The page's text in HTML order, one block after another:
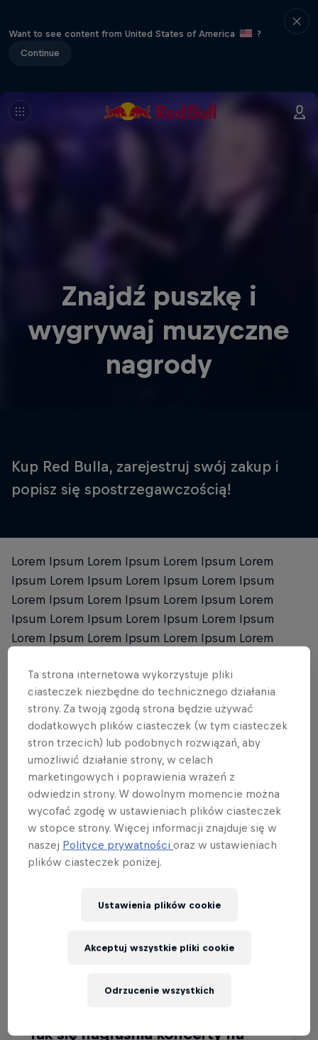
Want to see content from United States of America
?
Continue
Znajdź puszkę i
wygrywaj muzyczne
nagrody
Kup Red Bulla, zarejestruj swój zakup i
popisz się spostrzegawczością!
Lorem Ipsum Lorem Ipsum Lorem Ipsum Lorem
Ipsum Lorem Ipsum Lorem Ipsum Lorem Ipsum
Lorem Ipsum Lorem Ipsum Lorem Ipsum Lorem
Ipsum Lorem Ipsum Lorem Ipsum Lorem Ipsum
Lorem Ipsum Lorem Ipsum Lorem Ipsum Lorem
Ostatnie
Ta strona internetowa wykorzystuje pliki
ciasteczek niezbędne do technicznego działania
strony. Za twoją zgodą strona będzie używać
dodatkowych plików ciasteczek (w tym ciasteczek
stron trzecich) lub podobnych rozwiązań, aby
umożliwić działanie strony, w celach
marketingowych i poprawienia wrażeń z
odwiedzin strony. W dowolnym momencie można
wycofać zgodę w ustawieniach plików ciasteczek
w stopce strony. Więcej informacji znajduje się w
naszej Polityce prywatnościoraz w ustawieniach
plików ciasteczek poniżej.
Ustawienia plików cookie
Odrzucenie wszystkich
Akceptuj wszystkie pliki cookie